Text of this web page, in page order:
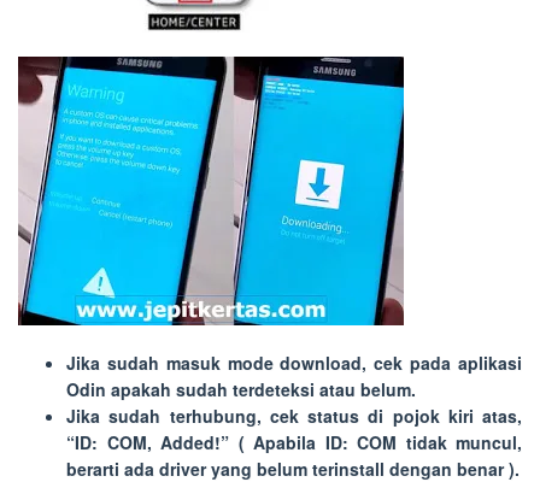
Jika sudah masuk mode download, cek pada aplikasi
Odin apakah sudah terdeteksi atau belum.
Jika sudah terhubung, cek status di pojok kiri atas,
“ID: COM, Added!” ( Apabila ID: COM tidak muncul,
berarti ada driver yang belum terinstall dengan benar ).